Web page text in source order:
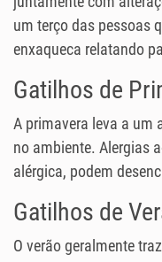
um terço das pessoas
enxaqueca relatando
Gatilhos de
A primavera leva a um
no ambiente. Alergias
alérgica, podem
Gatilhos de
O verão geralmente